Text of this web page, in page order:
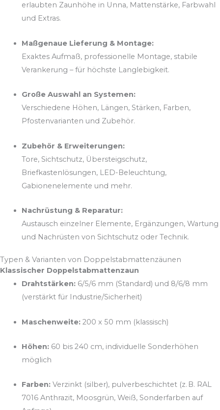
erlaubten Zaunhöhe in Unna, Mattenstärke, Farbwahl
und Extras.
Maßgenaue Lieferung & Montage:
Exaktes Aufmaß, professionelle Montage, stabile
Verankerung – für höchste Langlebigkeit.
Große Auswahl an Systemen:
Verschiedene Höhen, Längen, Stärken, Farben,
Pfostenvarianten und Zubehör.
Zubehör & Erweiterungen:
Tore, Sichtschutz, Übersteigschutz,
Briefkastenlösungen, LED-Beleuchtung,
Gabionenelemente und mehr.
Nachrüstung & Reparatur:
Austausch einzelner Elemente, Ergänzungen, Wartung
und Nachrüsten von Sichtschutz oder Technik.
Typen & Varianten von Doppelstabmattenzäunen
Klassischer Doppelstabmattenzaun
Drahtstärken:6/5/6 mm (Standard) und 8/6/8 mm
(verstärkt für Industrie/Sicherheit)
Maschenweite:200 x 50 mm (klassisch)
Höhen:60 bis 240 cm, individuelle Sonderhöhen
möglich
Farben:Verzinkt (silber), pulverbeschichtet (z. B. RAL
7016 Anthrazit, Moosgrün, Weiß, Sonderfarben auf